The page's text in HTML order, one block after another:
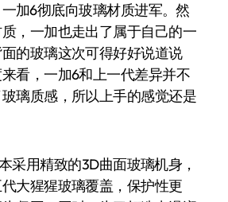
加6彻底向玻璃材质进军。然
，一加也走出了属于自己的一
的玻璃这次可得好好说道说
看，一加6和上一代差异并不
璃质感，所以上手的感觉还是
采用精致的3D曲面玻璃机身，
大猩猩玻璃覆盖，保护性更